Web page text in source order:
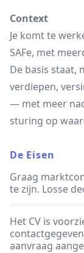
Context
Je komt te
SAFe, met
De basis staat,
verdiepen,
— met meer
sturing op
De Eisen
Graag
te zijn. Losse
Het CV is
aanvraag